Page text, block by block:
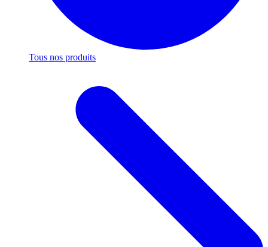
Tous nos produits